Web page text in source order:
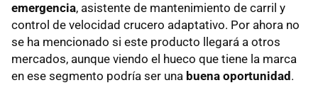
emergencia, asistente de mantenimiento de carril y
control de velocidad crucero adaptativo. Por ahora no
se ha mencionado si este producto llegará a otros
mercados, aunque viendo el hueco que tiene la marca
en ese segmento podría ser una buena oportunidad .